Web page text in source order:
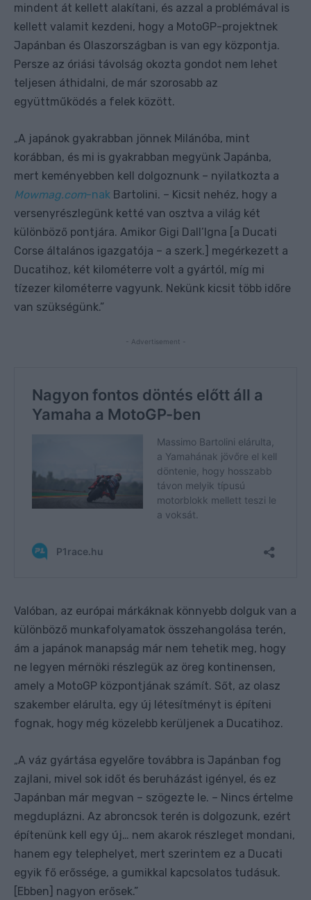
mindent át kellett alakítani, és azzal a problémával is
kellett valamit kezdeni, hogy a MotoGP-projektnek
Japánban és Olaszországban is van egy központja.
Persze az óriási távolság okozta gondot nem lehet
teljesen áthidalni, de már szorosabb az
együttműködés a felek között.
„A japánok gyakrabban jönnek Milánóba, mint
korábban, és mi is gyakrabban megyünk Japánba,
mert keményebben kell dolgoznunk – nyilatkozta a
Mowmag.com-nak Bartolini. – Kicsit nehéz, hogy a
versenyrészlegünk ketté van osztva a világ két
különböző pontjára. Amikor Gigi Dall’Igna [a Ducati
Corse általános igazgatója – a szerk.] megérkezett a
Ducatihoz, két kilométerre volt a gyártól, míg mi
tízezer kilométerre vagyunk. Nekünk kicsit több időre
van szükségünk.”
- Advertisement -
Valóban, az európai márkáknak könnyebb dolguk van a
különböző munkafolyamatok összehangolása terén,
ám a japánok manapság már nem tehetik meg, hogy
ne legyen mérnöki részlegük az öreg kontinensen,
amely a MotoGP központjának számít. Sőt, az olasz
szakember elárulta, egy új létesítményt is építeni
fognak, hogy még közelebb kerüljenek a Ducatihoz.
„A váz gyártása egyelőre továbbra is Japánban fog
zajlani, mivel sok időt és beruházást igényel, és ez
Japánban már megvan – szögezte le. – Nincs értelme
megduplázni. Az abroncsok terén is dolgozunk, ezért
építenünk kell egy új… nem akarok részleget mondani,
hanem egy telephelyet, mert szerintem ez a Ducati
egyik fő erőssége, a gumikkal kapcsolatos tudásuk.
[Ebben] nagyon erősek.”